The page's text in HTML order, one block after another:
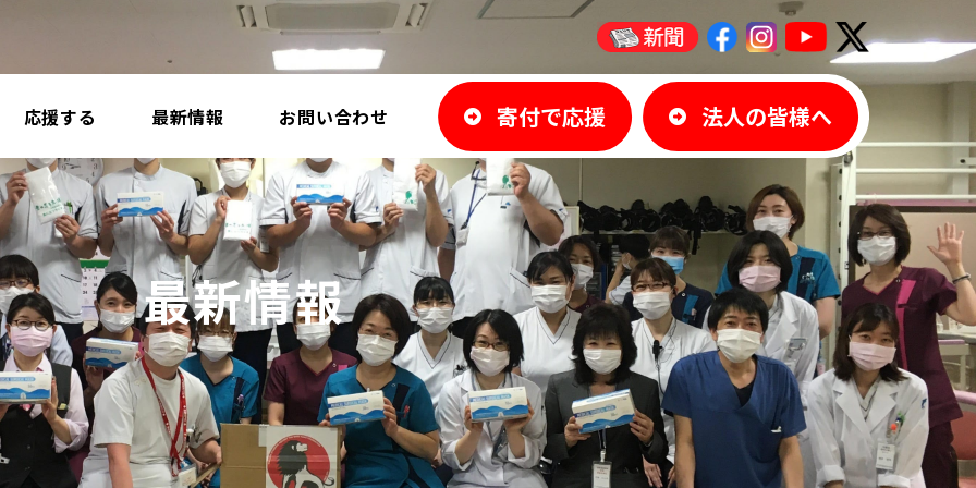
応援する 最新情報 お問い合わせ 寄付で応援 法人の皆様へ
最新情報